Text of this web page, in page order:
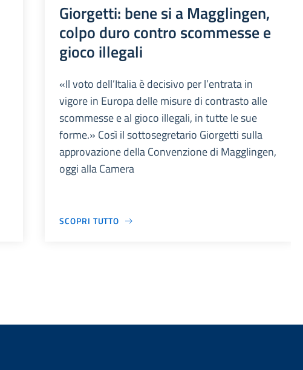
Giorgetti: bene si a Magglingen,
colpo duro contro scommesse e
gioco illegali
«Il voto dell’Italia è decisivo per l’entrata in
vigore in Europa delle misure di contrasto alle
scommesse e al gioco illegali, in tutte le sue
forme.» Così il sottosegretario Giorgetti sulla
approvazione della Convenzione di Magglingen,
oggi alla Camera
SCOPRI TUTTO